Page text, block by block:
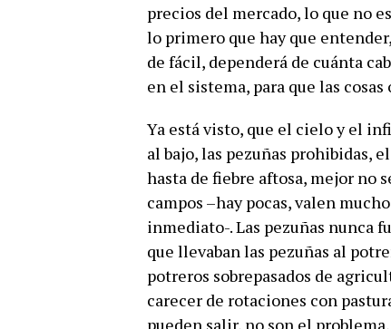
precios del mercado, lo que no
lo primero que hay que
de fácil, dependerá de cuánta
en el sistema, para que las cosas
Ya está visto, que el cielo y el
al bajo, las pezuñas prohibidas,
hasta de fiebre aftosa, mejor no
campos –hay pocas, valen
inmediato-. Las pezuñas nunca
que llevaban las pezuñas al
potreros sobrepasados de
carecer de rotaciones con
pueden salir, no son el